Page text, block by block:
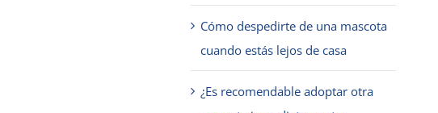
Cómo despedirte de una mascota
cuando estás lejos de casa
¿Es recomendable adoptar otra